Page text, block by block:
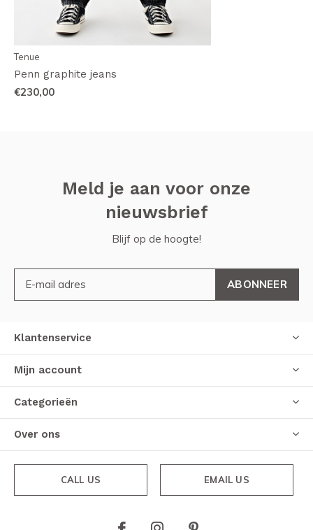
Tenue
Penn graphite jeans
€230,00
Meld je aan voor onze
nieuwsbrief
Blijf op de hoogte!
ABONNEER
Klantenservice
Mijn account
Categorieën
Over ons
CALL US EMAIL US